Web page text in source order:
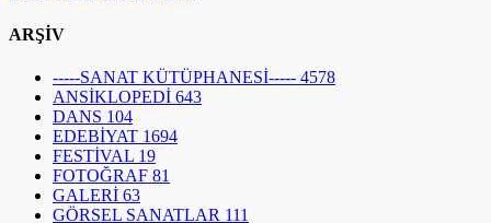
ARŞİV
-----SANAT KÜTÜPHANESİ----- 4578
ANSİKLOPEDİ 643
DANS 104
EDEBİYAT 1694
FESTİVAL 19
FOTOĞRAF 81
GALERİ 63
GÖRSEL SANATLAR 111